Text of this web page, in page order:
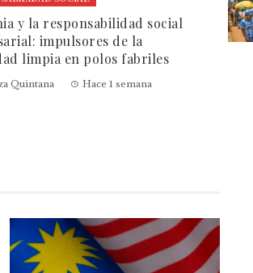
y la responsabilidad social
impulsores de la
limpia en polos fabriles
Quintana Hace 1 semana